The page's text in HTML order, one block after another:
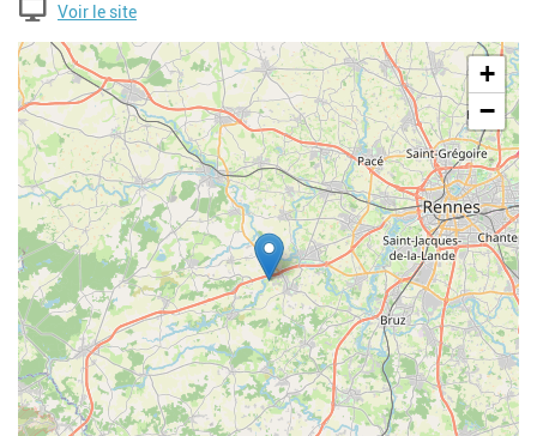
Voir le site
Geolocalisation
+
−